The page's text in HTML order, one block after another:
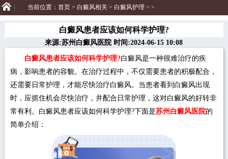
当前位置： 首页> 白癜风相关> 白癜风护理 > >
白癜风患者应该如何科学护理?
来源:苏州白癜风医院 时间:2024-06-15 10:08
白癜风患者应该如何科学护理?白癜风是一种很难治疗的疾
病，影响患者的容貌。在治疗过程中，不仅需要患者的积极配合，
还需要日常护理，才能尽快治疗白癜风。当患者看到白癜风出现
时，应抓住机会尽快治疗，并配合日常护理，这对白癜风的好转非
常有利。白癜风患者应该如何科学护理?下面是苏州白癜风医院的
简单介绍：